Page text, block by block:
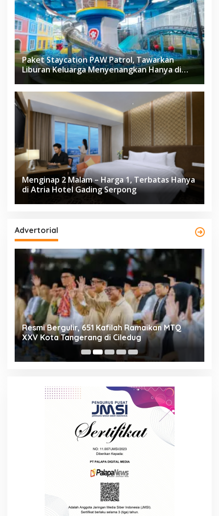
Paket Staycation PAW Patrol, Tawarkan
Liburan Keluarga Menyenangkan Hanya di
Herloom Hotel BSD
Menginap 2 Malam – Harga 1, Terbatas Hanya
di Atria Hotel Gading Serpong
Advertorial
Resmi Bergulir, 651 Kafilah Ramaikan MTQ
XXV Kota Tangerang di Ciledug